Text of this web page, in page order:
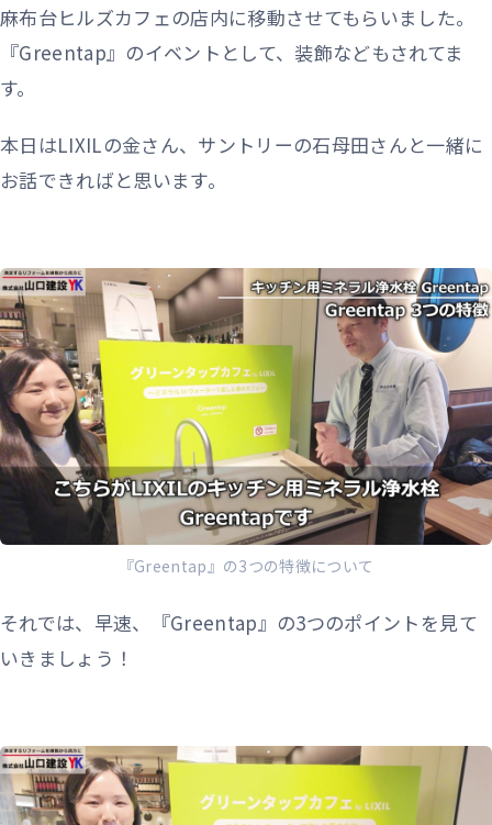
麻布台ヒルズカフェの店内に移動させてもらいました。
『Greentap』のイベントとして、装飾などもされてま
す。
本日はLIXILの金さん、サントリーの石母田さんと一緒に
お話できればと思います。
『Greentap』の3つの特徴について
それでは、早速、『Greentap』の3つのポイントを見て
いきましょう！